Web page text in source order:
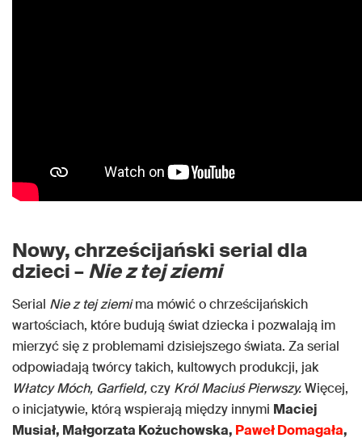
Nowy, chrześcijański serial dla
dzieci –Nie z tej ziemi
Serial Nie z tej ziemima mówić o chrześcijańskich
wartościach, które budują świat dziecka i pozwalają im
mierzyć się z problemami dzisiejszego świata. Za serial
odpowiadają twórcy takich, kultowych produkcji, jak
Włatcy Móch, Garfield,czy Król Maciuś Pierwszy.Więcej,
o inicjatywie, którą wspierają między innymi Maciej
Musiał, Małgorzata Kożuchowska, Paweł Domagała,